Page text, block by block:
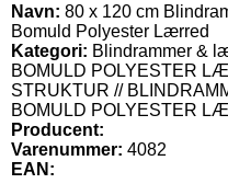
Navn: 80 x 120 cm
Bomuld Polyester Lærred
Kategori: Blindrammer &
BOMULD POLYESTER
STRUKTUR //
BOMULD POLYESTER
Producent:
Varenummer: 4082
EAN: